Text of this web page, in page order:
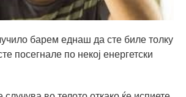
барем еднаш да сте биле толку
посегнале по некој енергетски